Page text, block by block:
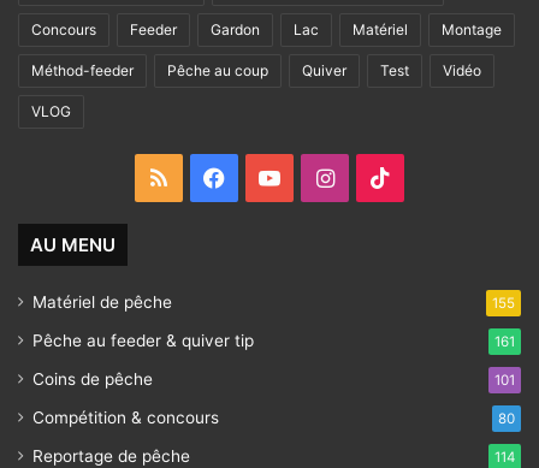
Concours Feeder Gardon Lac Matériel Montage
Méthod-feeder Pêche au coup Quiver Test Vidéo
VLOG
RSS FacebookYouTubeInstagram
AU MENU
Matériel de pêche 155
Pêche au feeder & quiver tip 161
Coins de pêche 101
Compétition & concours 80
Reportage de pêche 114